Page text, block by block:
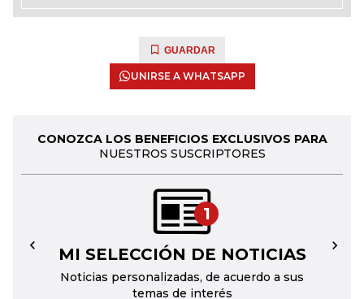
GUARDAR
UNIRSE A WHATSAPP
CONOZCA LOS BENEFICIOS EXCLUSIVOS PARA
NUESTROS SUSCRIPTORES
1
MI SELECCIÓN DE NOTICIAS
Noticias personalizadas, de acuerdo a sus
temas de interés
← →